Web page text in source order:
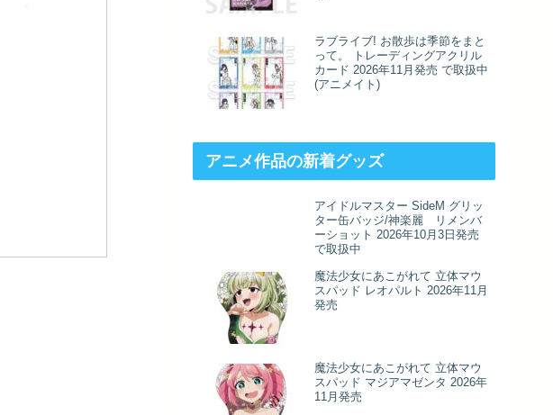
ラブライブ! お散歩は季節をまと
って。 トレーディングアクリル
カード 2026年11月発売 で取扱中
(アニメイト)
アニメ作品の新着グッズ
アイドルマスター SideM グリッ
ター缶バッジ/神楽麗 リメンバ
ーショット 2026年10月3日発売
で取扱中
魔法少女にあこがれて 立体マウ
スパッド レオパルト 2026年11月
発売
魔法少女にあこがれて 立体マウ
スパッド マジアマゼンタ 2026年
11月発売